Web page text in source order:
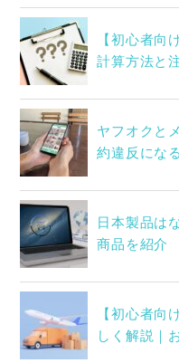
【初心者向
計算方法と
ヤフオクと
約違反にな
日本製品は
商品を紹介
【初心者向
しく解説｜